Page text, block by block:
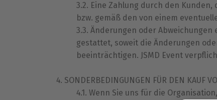
Eine Zahlung durch den
bzw. gemäß den von einem
Änderungen oder
gestattet, soweit die Änderungen
beeinträchtigen. JSMD Event
SONDERBEDINGUNGEN FÜR DEN KAUF
Wenn Sie uns für die